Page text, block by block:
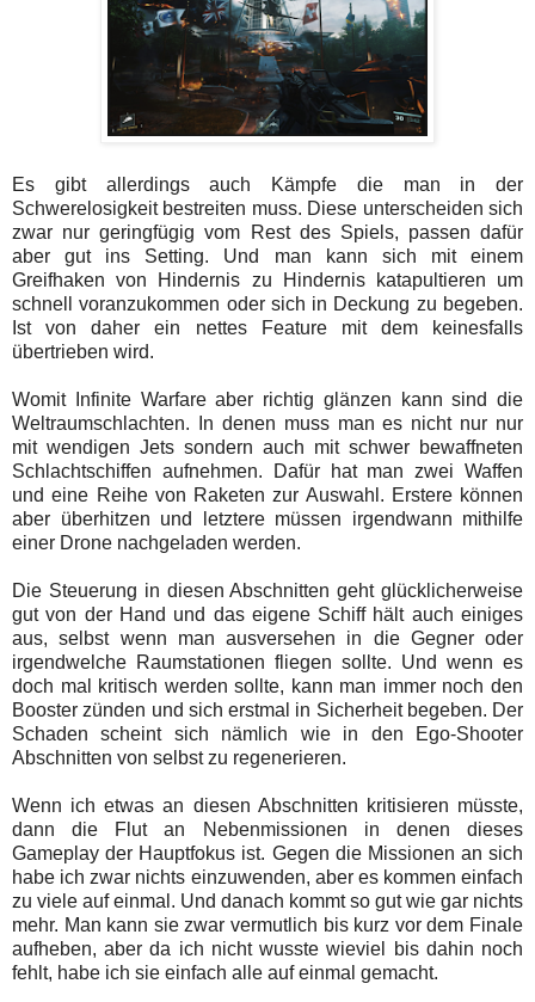
Es gibt allerdings auch Kämpfe die man in der
Schwerelosigkeit bestreiten muss. Diese unterscheiden sich
zwar nur geringfügig vom Rest des Spiels, passen dafür
aber gut ins Setting. Und man kann sich mit einem
Greifhaken von Hindernis zu Hindernis katapultieren um
schnell voranzukommen oder sich in Deckung zu begeben.
Ist von daher ein nettes Feature mit dem keinesfalls
übertrieben wird.
Womit Infinite Warfare aber richtig glänzen kann sind die
Weltraumschlachten. In denen muss man es nicht nur nur
mit wendigen Jets sondern auch mit schwer bewaffneten
Schlachtschiffen aufnehmen. Dafür hat man zwei Waffen
und eine Reihe von Raketen zur Auswahl. Erstere können
aber überhitzen und letztere müssen irgendwann mithilfe
einer Drone nachgeladen werden.
Die Steuerung in diesen Abschnitten geht glücklicherweise
gut von der Hand und das eigene Schiff hält auch einiges
aus, selbst wenn man ausversehen in die Gegner oder
irgendwelche Raumstationen fliegen sollte. Und wenn es
doch mal kritisch werden sollte, kann man immer noch den
Booster zünden und sich erstmal in Sicherheit begeben. Der
Schaden scheint sich nämlich wie in den Ego-Shooter
Abschnitten von selbst zu regenerieren.
Wenn ich etwas an diesen Abschnitten kritisieren müsste,
dann die Flut an Nebenmissionen in denen dieses
Gameplay der Hauptfokus ist. Gegen die Missionen an sich
habe ich zwar nichts einzuwenden, aber es kommen einfach
zu viele auf einmal. Und danach kommt so gut wie gar nichts
mehr. Man kann sie zwar vermutlich bis kurz vor dem Finale
aufheben, aber da ich nicht wusste wieviel bis dahin noch
fehlt, habe ich sie einfach alle auf einmal gemacht.